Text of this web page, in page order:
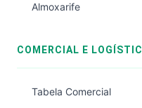
Almoxarife
COMERCIAL E
Tabela Comercial